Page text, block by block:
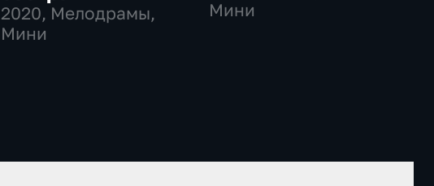
2020, Мелодрамы,
Мини
Мини